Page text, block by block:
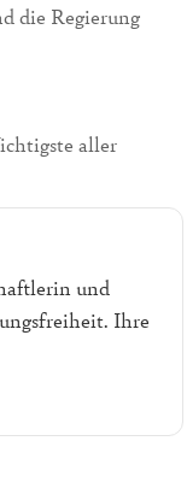
die Regierung
aller
und
Ihre